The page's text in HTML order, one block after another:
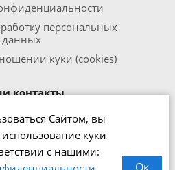
Сайтом, вы
куки
с нашими:
персональных
данных
куки (cookies)
контакты
800 301 1240
Воткинское шоссе,